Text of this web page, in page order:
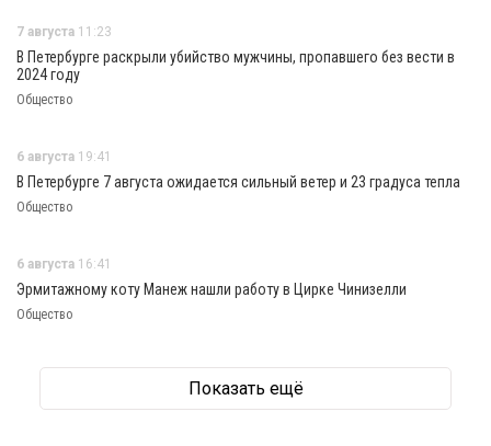
7 августа 11:23
В Петербурге раскрыли убийство мужчины, пропавшего без вести в
2024 году
Общество
6 августа 19:41
В Петербурге 7 августа ожидается сильный ветер и 23 градуса тепла
Общество
6 августа 16:41
Эрмитажному коту Манеж нашли работу в Цирке Чинизелли
Общество
Показать ещё